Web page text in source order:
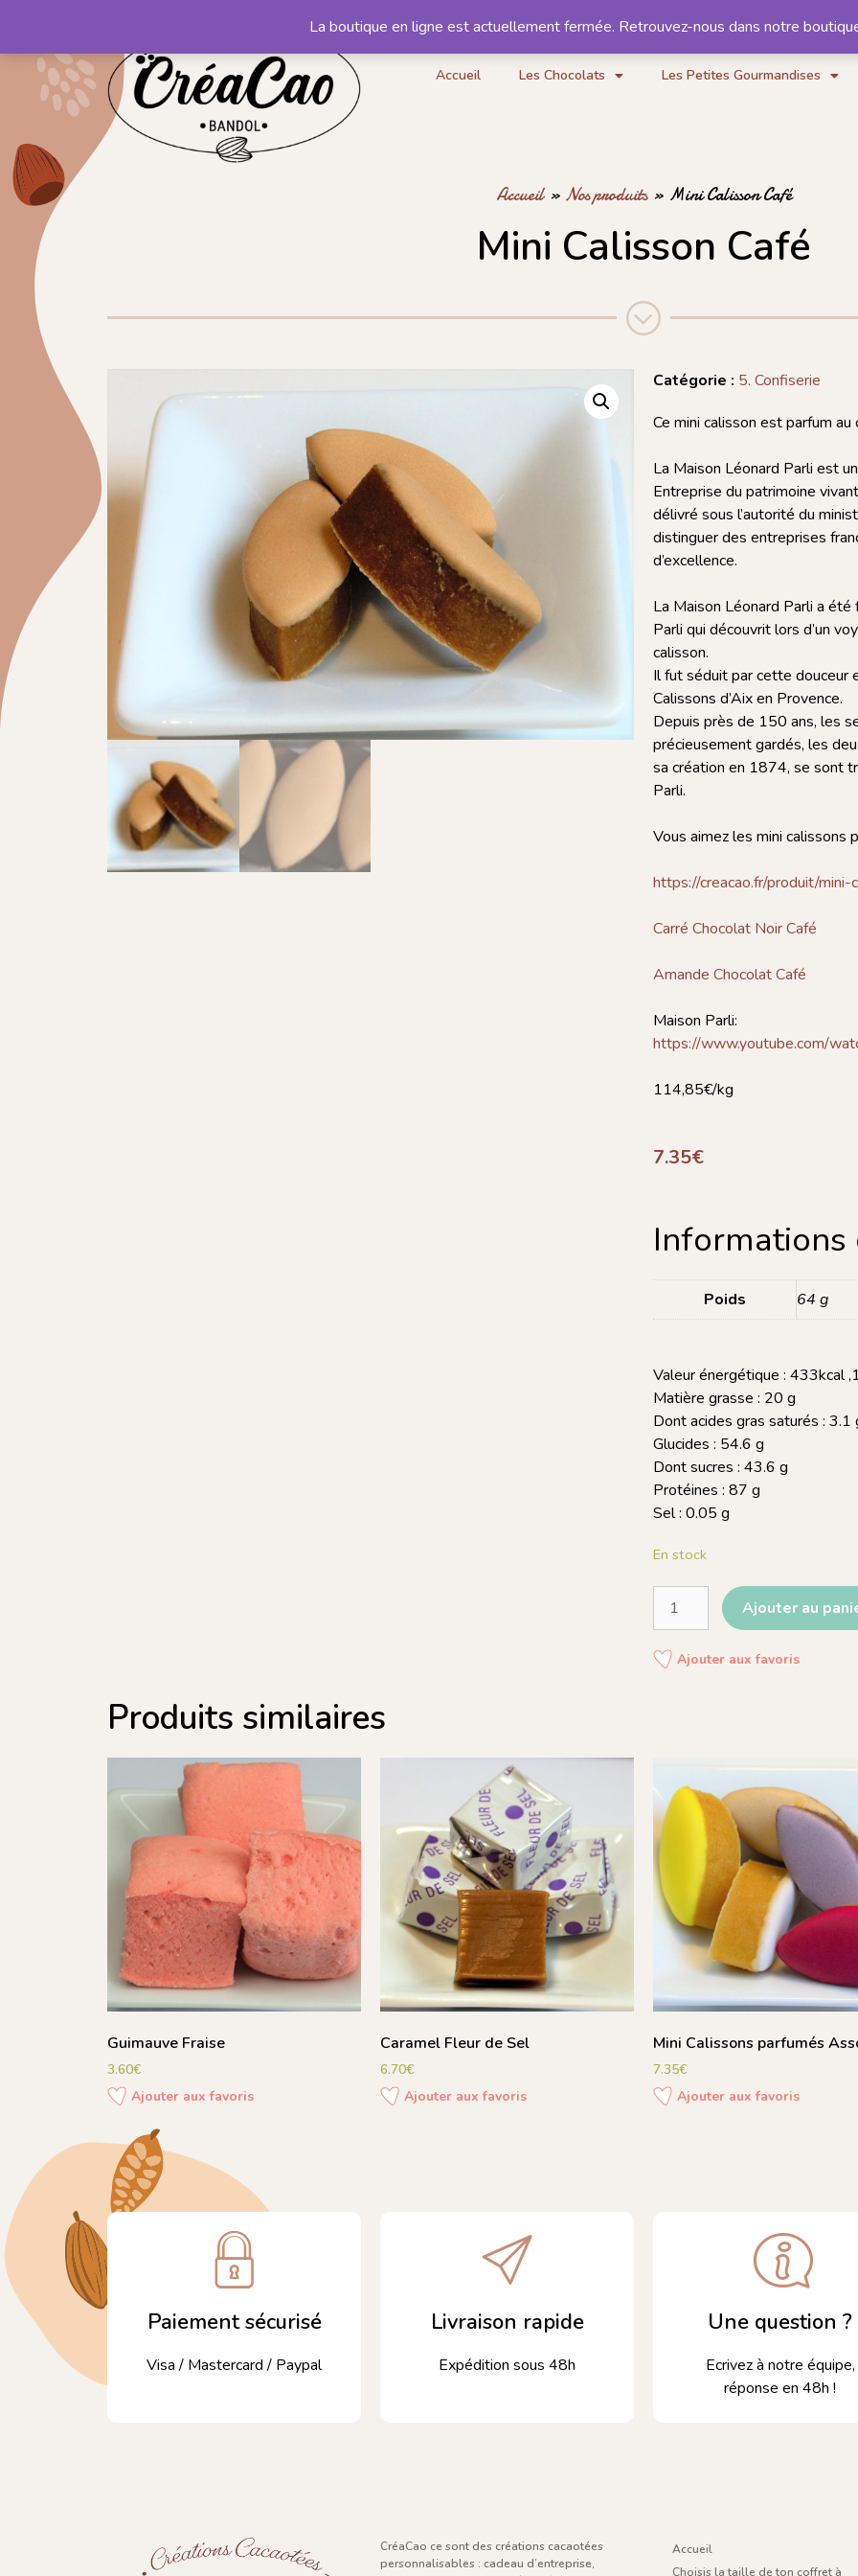
Notre histoire Contact
Accueil Les Chocolats Les Petites Gourmandises
Accueil» Nos produits» Mini Calisson Café
Mini Calisson Café
Catégorie : 5. Confiserie
Ce mini calisson est parfum au
La Maison Léonard Parli est
Entreprise du patrimoine
délivré sous l’autorité du
distinguer des entreprises
d’excellence.
La Maison Léonard Parli a
Parli qui découvrit lors d’un
calisson.
Il fut séduit par cette douceur
Calissons d’Aix en Provence.
Depuis près de 150 ans, les
précieusement gardés, les
sa création en 1874, se sont
Parli.
Vous aimez les mini calissons
https://creacao.fr/produit/
Carré Chocolat Noir Café
Amande Chocolat Café
Maison Parli:
https://www.youtube.com/
114,85€/kg
7.35€
Poids 64 g
Valeur énergétique : 433kcal
Matière grasse : 20 g
Dont acides gras saturés : 3.1
Glucides : 54.6 g
Dont sucres : 43.6 g
Protéines : 87 g
Sel : 0.05 g
En stock
Ajouter au
Ajouter aux favoris
Produits similaires
Guimauve Fraise
3.60€
Ajouter aux favoris
Caramel Fleur de Sel
6.70€
Ajouter aux favoris
Mini Calissons parfumés
7.35€
Ajouter aux favoris
Paiement sécurisé
Visa / Mastercard / Paypal
Livraison rapide
Expédition sous 48h
Une question ?
Ecrivez à notre équipe,
réponse en 48h !
CréaCao ce sont des créations cacaotées
personnalisables : cadeau d’entreprise,
Accueil
Choisis la taille de ton coffret à
La boutique en ligne est actuellement fermée. Retrouvez-nous dans notre